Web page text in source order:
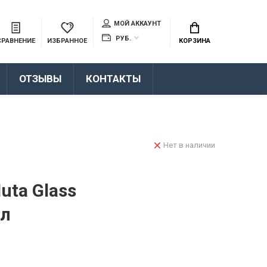
ИЗБРАННОЕ
МОЙ АККАУНТ
РУБ.
КОРЗИНА
ОТЗЫВЫ КОНТАКТЫ
Glass
Нет в наличии